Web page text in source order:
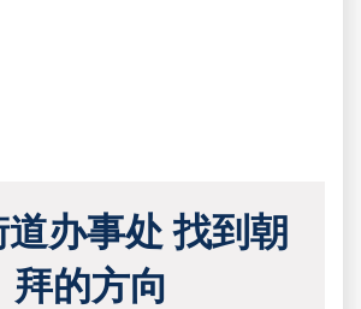
办事处 找到朝
拜的方向